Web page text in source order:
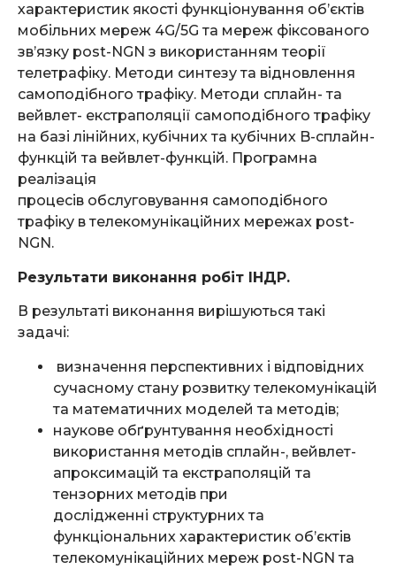
характеристик якості функціонування об’єктів
мобільних мереж 4G/5G та мереж фіксованого
зв’язку post-NGN з використанням теорії
телетрафіку. Методи синтезу та відновлення
самоподібного трафіку. Методи сплайн- та
вейвлет- екстраполяції самоподібного трафіку
на базі лінійних, кубічних та кубічних B-сплайн-
функцій та вейвлет-функцій. Програмна
реалізація
процесів обслуговування самоподібного
трафіку в телекомунікаційних мережах post-
NGN.
Результати виконання робіт ІНДР.
В результаті виконання вирішуються такі
задачі:
визначення перспективних і відповідних
сучасному стану розвитку телекомунікацій
та математичних моделей та методів;
наукове обґрунтування необхідності
використання методів сплайн-, вейвлет-
апроксимацій та екстраполяцій та
тензорних методів при
дослідженні структурних та
функціональних характеристик об’єктів
телекомунікаційних мереж post-NGN та